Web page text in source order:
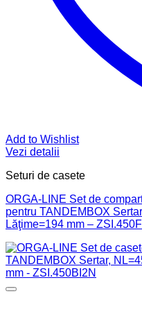
Add to Wishlist
Vezi detalii
Seturi de casete
ORGA-LINE Set de
pentru TANDEMBOX
Lăţime=194 mm –